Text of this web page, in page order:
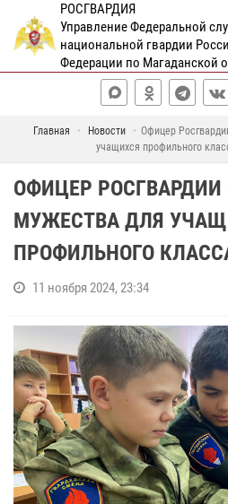
РОСГВАРДИЯ
Управление Федеральной
национальной гвардии
Федерации по Магаданской
Главная Новости
Офицер
учащихся профильного
ОФИЦЕР РОСГВАРДИИ
МУЖЕСТВА ДЛЯ
ПРОФИЛЬНОГО
11 ноября 2024, 23:34